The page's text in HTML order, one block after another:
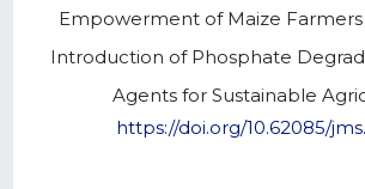
Empowerment of Maize
Introduction of Phosphate
Agents for Sustainable
https://doi.org/10.62085/